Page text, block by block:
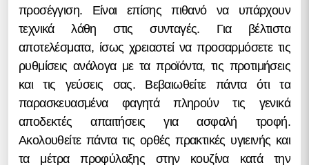
προσέγγιση. Είναι επίσης πιθανό να υπάρχουν
τεχνικά λάθη στις συνταγές. Για βέλτιστα
αποτελέσματα, ίσως χρειαστεί να προσαρμόσετε τις
ρυθμίσεις ανάλογα με τα προϊόντα, τις προτιμήσεις
και τις γεύσεις σας. Βεβαιωθείτε πάντα ότι τα
παρασκευασμένα φαγητά πληρούν τις γενικά
αποδεκτές απαιτήσεις για ασφαλή τροφή.
Ακολουθείτε πάντα τις ορθές πρακτικές υγιεινής και
τα μέτρα προφύλαξης στην κουζίνα κατά την